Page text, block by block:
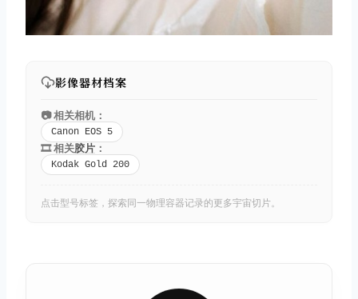
影像器材档案
📷 相关相机：
Canon EOS 5
🎞️ 相关胶片 ：
Kodak Gold 200
点击型号标签，探索同一物理容器记录的更多宇宙切片。